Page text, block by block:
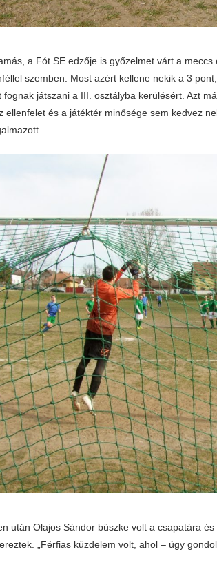
a Fót SE edzője is győzelmet várt a
szemben. Most azért kellene nekik a 3
fognak játszani a III. osztályba kerülésért. Azt
ellenfelet és a játéktér minősége sem kedvez
után Olajos Sándor büszke volt a csapatára
„Férfias küzdelem volt, ahol – úgy